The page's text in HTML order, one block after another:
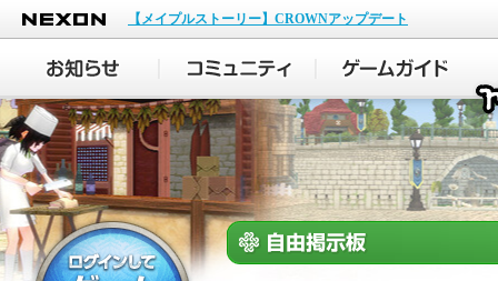
NEXON
【メイプルストーリー】CROWNアップデート